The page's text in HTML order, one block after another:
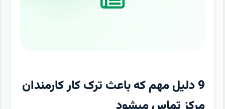
‏9 دلیل مهم که باعث ترک کار کارمندان